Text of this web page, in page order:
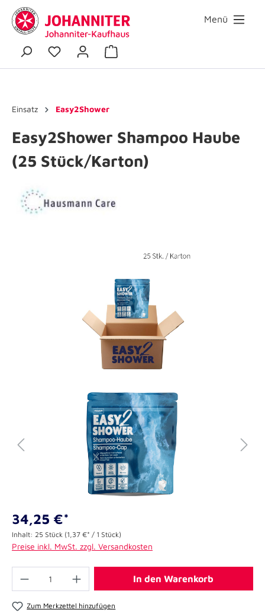
Menü
Einsatz Easy2Shower
Easy2Shower Shampoo Haube
(25 Stück/Karton)
34,25 €*
Inhalt: 25 Stück (1,37 €* / 1 Stück)
Preise inkl. MwSt. zzgl. Versandkosten
In den Warenkorb
Zum Merkzettel hinzufügen